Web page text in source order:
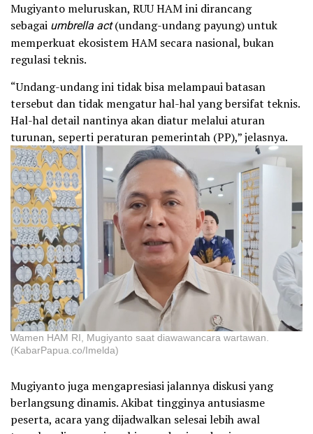
Mugiyanto meluruskan, RUU HAM ini dirancang
sebagai umbrella act(undang-undang payung) untuk
memperkuat ekosistem HAM secara nasional, bukan
regulasi teknis.
“Undang-undang ini tidak bisa melampaui batasan
tersebut dan tidak mengatur hal-hal yang bersifat teknis.
Hal-hal detail nantinya akan diatur melalui aturan
turunan, seperti peraturan pemerintah (PP),” jelasnya.
Wamen HAM RI, Mugiyanto saat diawawancara wartawan.
(KabarPapua.co/Imelda)
Mugiyanto juga mengapresiasi jalannya diskusi yang
berlangsung dinamis. Akibat tingginya antusiasme
peserta, acara yang dijadwalkan selesai lebih awal